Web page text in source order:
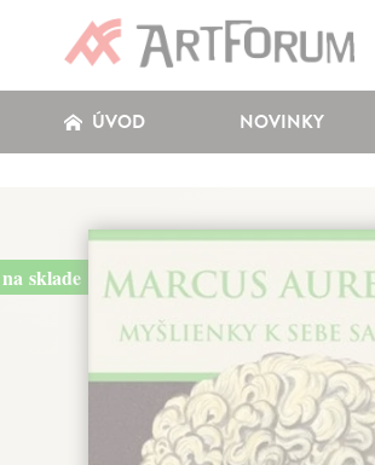
ÚVOD NOVINKY
na sklade